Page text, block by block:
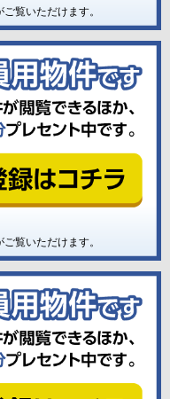
覧いただけます。
覧いただけます。